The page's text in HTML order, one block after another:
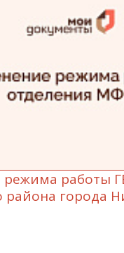
режима работы
района города